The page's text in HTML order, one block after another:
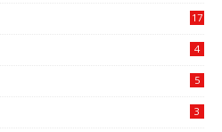
17
4
5
3